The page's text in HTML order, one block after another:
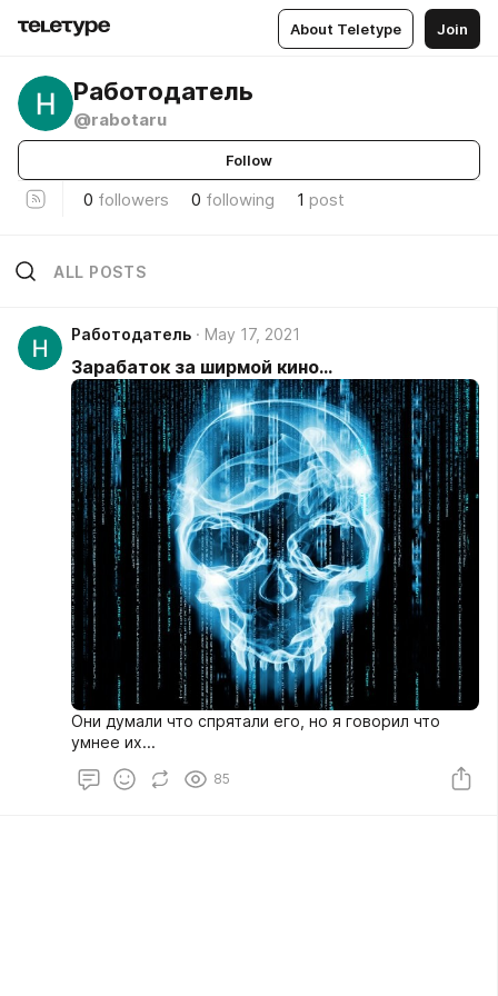
About Teletype Join
Работодатель
@rabotaru
Follow
0 followers 0 following 1 post
ALL POSTS
Работодатель May 17, 2021
Зарабаток за ширмой кино...
Они думали что спрятали его, но я говорил что
умнее их...
85